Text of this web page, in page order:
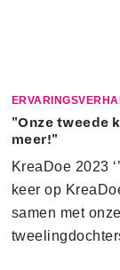
"Onze tweede
meer!"
KreaDoe 2023
keer op
samen met